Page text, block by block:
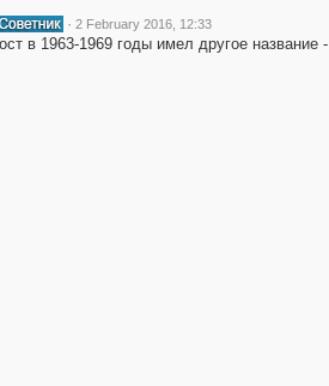
· 2 February 2016, 12:33
в 1963-1969 годы имел другое название